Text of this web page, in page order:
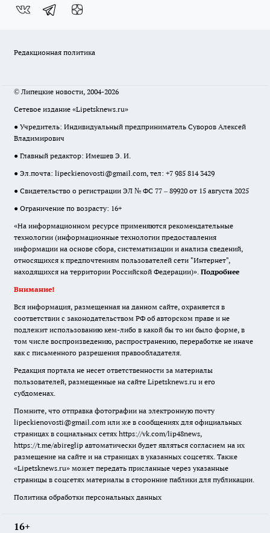
Редакционная политика
© Липецкие новости, 2004-2026
Сетевое издание «Lipetsknews.ru»
● Учредитель: Индивидуальный предприниматель Суворов Алексей
Владимирович
● Главный редактор: Имешев Э. И.
● Эл.почта: lipeckienovosti@gmail.com, тел: +7 985 814 3429
● Свидетельство о регистрации ЭЛ № ФС 77 – 89920 от 15 августа 2025
● Ограничение по возрасту: 16+
«На информационном ресурсе применяются рекомендательные
технологии (информационные технологии предоставления
информации на основе сбора, систематизации и анализа сведений,
относящихся к предпочтениям пользователей сети "Интернет",
находящихся на территории Российской Федерации)». Подробнее
Внимание!
Вся информация, размещенная на данном сайте, охраняется в
соответствии с законодательством РФ об авторском праве и не
подлежит использованию кем-либо в какой бы то ни было форме, в
том числе воспроизведению, распространению, переработке не иначе
как с письменного разрешения правообладателя.
Редакция портала не несет ответственности за материалы
пользователей, размещенные на сайте Lipetsknews.ru и его
субдоменах.
Помните, что отправка фотографии на электронную почту
lipeckienovosti@gmail.com или же в сообщениях для официальных
страницах в социальных сетях https://vk.com/lip48news,
https://t.me/abireglip автоматически будет являться согласием на их
размещение на сайте и на страницах в указанных соцсетях. Также
«Lipetsknews.ru» может передать присланные через указанные
страницы в соцсетях материалы в сторонние паблики для публикации.
Политика обработки персональных данных
16+